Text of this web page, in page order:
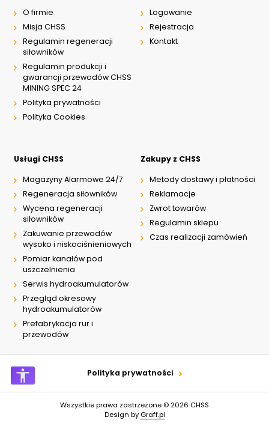
O firmie
Misja CHSS
Regulamin regeneracji
siłowników
Regulamin produkcji i
gwarancji przewodów CHSS
MINING SPEC 24
Polityka prywatności
Polityka Cookies
Logowanie
Rejestracja
Kontakt
Usługi CHSS
Magazyny Alarmowe 24/7
Regeneracja siłowników
Wycena regeneracji
siłowników
Zakuwanie przewodów
wysoko i niskociśnieniowych
Pomiar kanałów pod
uszczelnienia
Serwis hydroakumulatorów
Przegląd okresowy
hydroakumulatorów
Prefabrykacja rur i
przewodów
Zakupy z CHSS
Metody dostawy i płatności
Reklamacje
Zwrot towarów
Regulamin sklepu
Czas realizacji zamówień
Polityka prywatności
Wszystkie prawa zastrzeżone © 2026 CHSS
Design by Graff.pl